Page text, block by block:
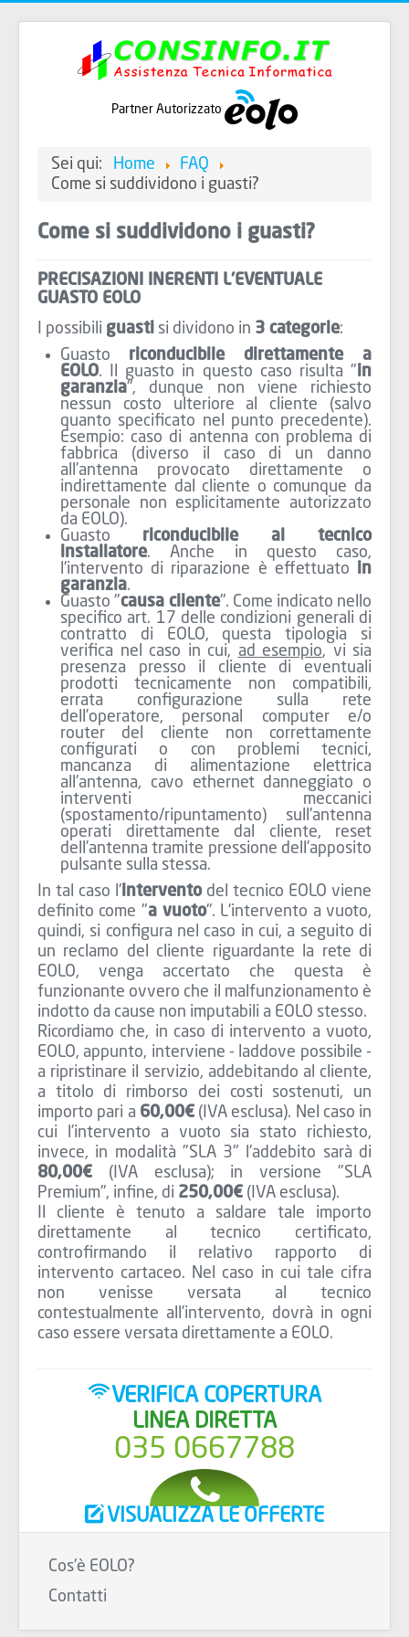
Partner Autorizzato
Sei qui: Home
FAQ
Come si suddividono i guasti?
Come si suddividono i guasti?
PRECISAZIONI INERENTI L'EVENTUALE
GUASTO EOLO
I possibili guasti si dividono in 3 categorie:
Guasto riconducibile direttamente a
EOLO. Il guasto in questo caso risulta "in
garanzia", dunque non viene richiesto
nessun costo ulteriore al cliente (salvo
quanto specificato nel punto precedente).
Esempio: caso di antenna con problema di
fabbrica (diverso il caso di un danno
all’antenna provocato direttamente o
indirettamente dal cliente o comunque da
personale non esplicitamente autorizzato
da EOLO).
Guasto riconducibile al tecnico
installatore. Anche in questo caso,
l'intervento di riparazione è effettuato in
garanzia.
Guasto "causa cliente". Come indicato nello
specifico art. 17 delle condizioni generali di
contratto di EOLO, questa tipologia si
verifica nel caso in cui, ad esempio, vi sia
presenza presso il cliente di eventuali
prodotti tecnicamente non compatibili,
errata configurazione sulla rete
dell’operatore, personal computer e/o
router del cliente non correttamente
configurati o con problemi tecnici,
mancanza di alimentazione elettrica
all'antenna, cavo ethernet danneggiato o
interventi meccanici
(spostamento/ripuntamento) sull'antenna
operati direttamente dal cliente, reset
dell’antenna tramite pressione dell’apposito
pulsante sulla stessa.
In tal caso l'interventodel tecnico EOLO viene
definito come "a vuoto". L'intervento a vuoto,
quindi, si configura nel caso in cui, a seguito di
un reclamo del cliente riguardante la rete di
EOLO, venga accertato che questa è
funzionante ovvero che il malfunzionamento è
indotto da cause non imputabili a EOLO stesso.
Ricordiamo che, in caso di intervento a vuoto,
EOLO, appunto, interviene - laddove possibile -
a ripristinare il servizio, addebitando al cliente,
a titolo di rimborso dei costi sostenuti, un
importo pari a 60,00€(IVA esclusa). Nel caso in
cui l’intervento a vuoto sia stato richiesto,
invece, in modalità "SLA 3" l'addebito sarà di
80,00€ (IVA esclusa); in versione "SLA
Premium", infine, di 250,00€ (IVA esclusa).
Il cliente è tenuto a saldare tale importo
direttamente al tecnico certificato,
controfirmando il relativo rapporto di
intervento cartaceo. Nel caso in cui tale cifra
non venisse versata al tecnico
contestualmente all’intervento, dovrà in ogni
caso essere versata direttamente a EOLO.
VERIFICA COPERTURA
LINEA DIRETTA
035 0667788
VISUALIZZA LE OFFERTE
Cos'è EOLO?
Contatti